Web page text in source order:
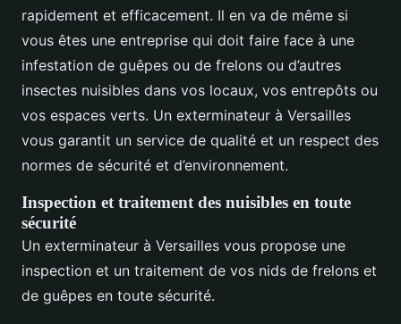
rapidement et efficacement. Il en va de même si
vous êtes une entreprise qui doit faire face à une
infestation de guêpes ou de frelons ou d’autres
insectes nuisibles dans vos locaux, vos entrepôts ou
vos espaces verts. Un exterminateur à Versailles
vous garantit un service de qualité et un respect des
normes de sécurité et d’environnement.
Inspection et traitement des nuisibles en toute
sécurité
Un exterminateur à Versailles vous propose une
inspection et un traitement de vos nids de frelons et
de guêpes en toute sécurité.